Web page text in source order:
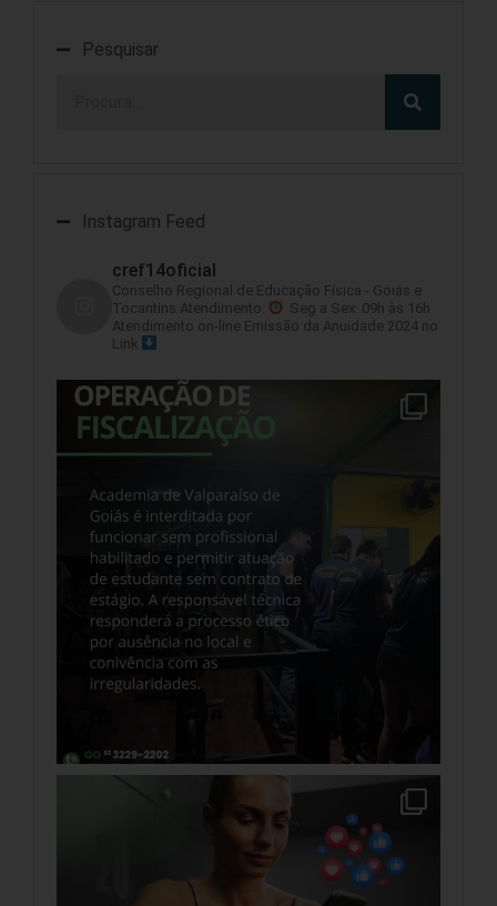
Pesquisar
Instagram Feed
cref14oficial
Conselho Regional de Educação Física - Goiás e
Tocantins Atendimento:
Seg a Sex: 09h às 16h
Atendimento on-line Emissão da Anuidade 2024 no
Link